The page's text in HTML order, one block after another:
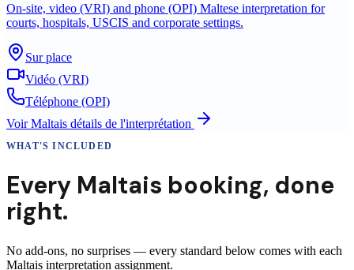
On-site, video (VRI) and phone (OPI) Maltese interpretation for
courts, hospitals, USCIS and corporate settings.
Sur place
Vidéo (VRI)
Téléphone (OPI)
VoirMaltais détails de l'interprétation
WHAT'S INCLUDED
Every Maltais booking, done
right.
No add-ons, no surprises — every standard below comes with each
Maltais interpretation assignment.